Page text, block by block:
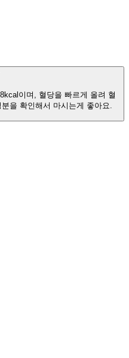
이며, 혈당을 빠르게 올려 혈
분을 확인해서 마시는게 좋아요.